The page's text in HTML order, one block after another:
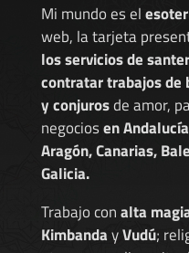
Mi mundo es el
web, la tarjeta
los servicios de
contratar trabajos de
y conjurosde amor,
negociosen
Aragón, Canarias,
Galicia.
Trabajo conalta
KimbandayVudú;